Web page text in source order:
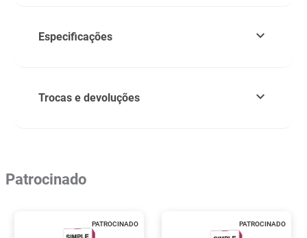
Especificações
Trocas e devoluções
Patrocinado
PATROCINADO PATROCINADO